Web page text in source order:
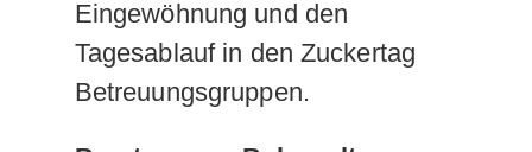
Eingewöhnung und den
Tagesablauf in den Zuckertag
Betreuungsgruppen.